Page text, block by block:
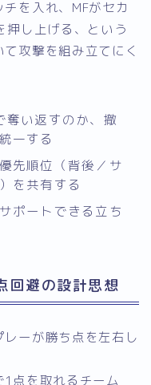
を入れ、MFがセカ
押し上げる、という
攻撃を組み立てにく
い返すのか、撤
一する
先順位（背後／サ
を共有する
ポートできる立ち
回避の設計思想
ーが勝ち点を左右し
点を取れるチーム